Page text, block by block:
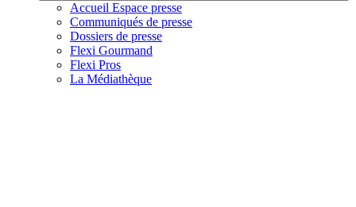
Accueil Espace presse
Communiqués de presse
Dossiers de presse
Flexi Gourmand
Flexi Pros
La Médiathèque